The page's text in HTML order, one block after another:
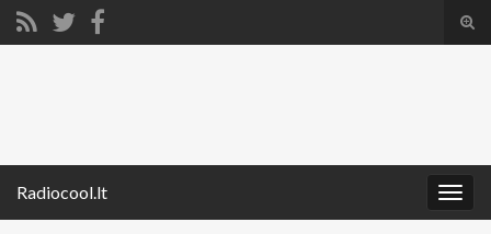
Radiocool.lt